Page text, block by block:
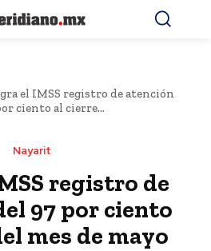
el IMSS registro de atención
ciento al cierre...
Nayarit
registro de
97 por ciento
mes de mayo